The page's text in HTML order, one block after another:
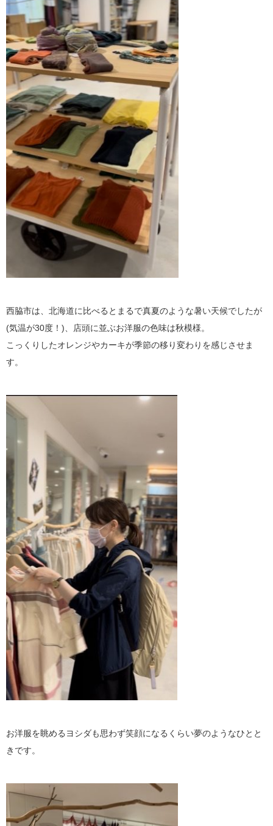
西脇市は、北海道に比べるとまるで真夏のような暑い天候でしたが
(気温が30度！)、店頭に並ぶお洋服の色味は秋模様。
こっくりしたオレンジやカーキが季節の移り変わりを感じさせま
す。
お洋服を眺めるヨシダも思わず笑顔になるくらい夢のようなひとと
きです。